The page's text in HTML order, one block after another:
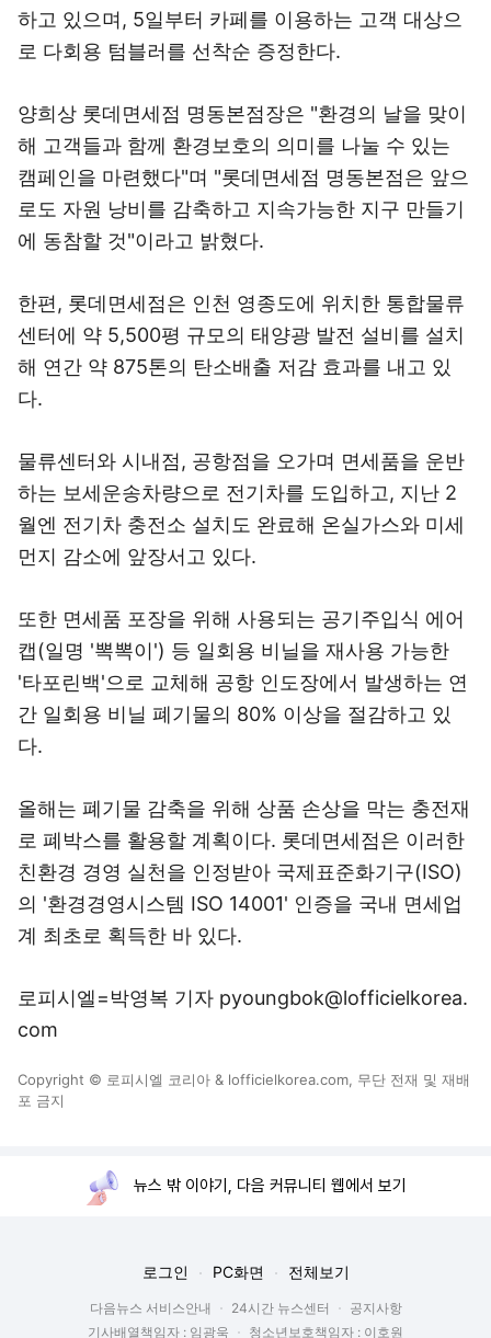
하고 있으며, 5일부터 카페를 이용하는 고객 대상으
로 다회용 텀블러를 선착순 증정한다.
양희상 롯데면세점 명동본점장은 "환경의 날을 맞이
해 고객들과 함께 환경보호의 의미를 나눌 수 있는
캠페인을 마련했다"며 "롯데면세점 명동본점은 앞으
로도 자원 낭비를 감축하고 지속가능한 지구 만들기
에 동참할 것"이라고 밝혔다.
한편, 롯데면세점은 인천 영종도에 위치한 통합물류
센터에 약 5,500평 규모의 태양광 발전 설비를 설치
해 연간 약 875톤의 탄소배출 저감 효과를 내고 있
다.
물류센터와 시내점, 공항점을 오가며 면세품을 운반
하는 보세운송차량으로 전기차를 도입하고, 지난 2
월엔 전기차 충전소 설치도 완료해 온실가스와 미세
먼지 감소에 앞장서고 있다.
또한 면세품 포장을 위해 사용되는 공기주입식 에어
캡(일명 '뽁뽁이') 등 일회용 비닐을 재사용 가능한
'타포린백'으로 교체해 공항 인도장에서 발생하는 연
간 일회용 비닐 폐기물의 80% 이상을 절감하고 있
다.
올해는 폐기물 감축을 위해 상품 손상을 막는 충전재
로 폐박스를 활용할 계획이다. 롯데면세점은 이러한
친환경 경영 실천을 인정받아 국제표준화기구(ISO)
의 '환경경영시스템 ISO 14001' 인증을 국내 면세업
계 최초로 획득한 바 있다.
로피시엘=박영복 기자 pyoungbok@lofficielkorea.
com
Copyright © 로피시엘 코리아 & lofficielkorea.com, 무단 전재 및 재배
포 금지
뉴스 밖 이야기, 다음 커뮤니티 웹에서 보기
로그인 PC화면 전체보기
다음뉴스 서비스안내 24시간 뉴스센터
공지사항
기사배열책임자 : 임광욱
청소년보호책임자 : 이호원